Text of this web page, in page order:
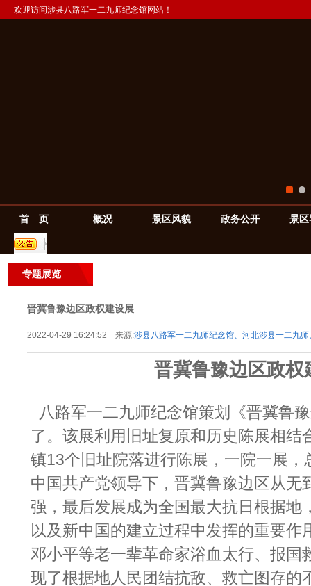
欢迎访问涉县八路军一二九师纪念馆网站！
首 页 概况 景区风貌 政务公开 景
专题展览
晋冀鲁豫边区政权建设展
2022-04-29 16:24:52 来源:涉县八路军一二九师纪念馆、河北涉县一二九
晋冀鲁豫边区政权
八路军一二九师纪念馆策划《晋冀鲁
了。该展利用旧址复原和历史陈展相结
镇13个旧址院落进行陈展，一院一展
中国共产党领导下，晋冀鲁豫边区从无
强，最后发展成为全国最大抗日根据地
以及新中国的建立过程中发挥的重要作
邓小平等老一辈革命家浴血太行、报国
现了根据地人民团结抗敌、救亡图存的